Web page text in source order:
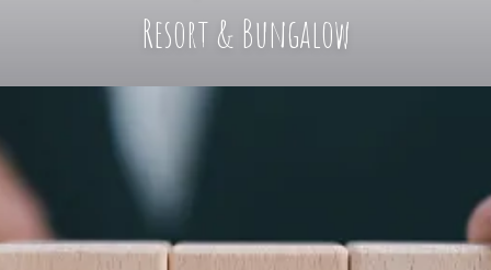
Resort & Bungalow
Consulta aquí tota la informació relacionada amb les reserves,
els serveis, l'allotjament, els horaris i altres aspectes pràctics
per gaudir de les vacances aCala Montjoi Resort & Bungalow
amb total tranquil·litat.